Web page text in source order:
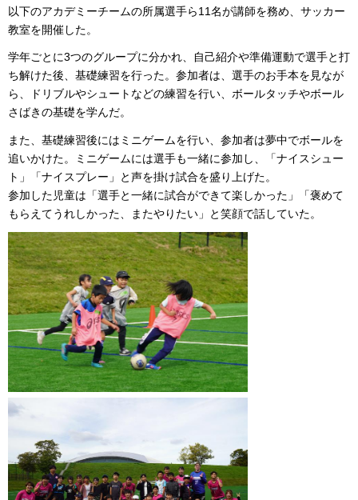
以下のアカデミーチームの所属選手ら11名が講師を務め、サッカー
教室を開催した。
学年ごとに3つのグループに分かれ、自己紹介や準備運動で選手と打
ち解けた後、基礎練習を行った。参加者は、選手のお手本を見なが
ら、ドリブルやシュートなどの練習を行い、ボールタッチやボール
さばきの基礎を学んだ。
また、基礎練習後にはミニゲームを行い、参加者は夢中でボールを
追いかけた。ミニゲームには選手も一緒に参加し、「ナイスシュー
ト」「ナイスプレー」と声を掛け試合を盛り上げた。
参加した児童は「選手と一緒に試合ができて楽しかった」「褒めて
もらえてうれしかった、またやりたい」と笑顔で話していた。